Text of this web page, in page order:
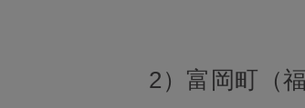
2）富岡町（